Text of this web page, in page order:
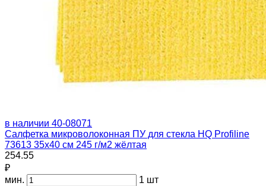
в наличии 40-08071
Салфетка микроволоконная ПУ для стекла HQ Profiline
73613 35х40 см 245 г/м2 жёлтая
254.55
₽
мин.
1 шт